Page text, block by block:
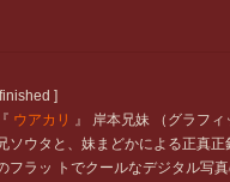
]
『 ウアカリ 』 岸本兄妹 （グラフィ
ソウタと、妹まどかによる正真
フラッ トでクールなデジタル写